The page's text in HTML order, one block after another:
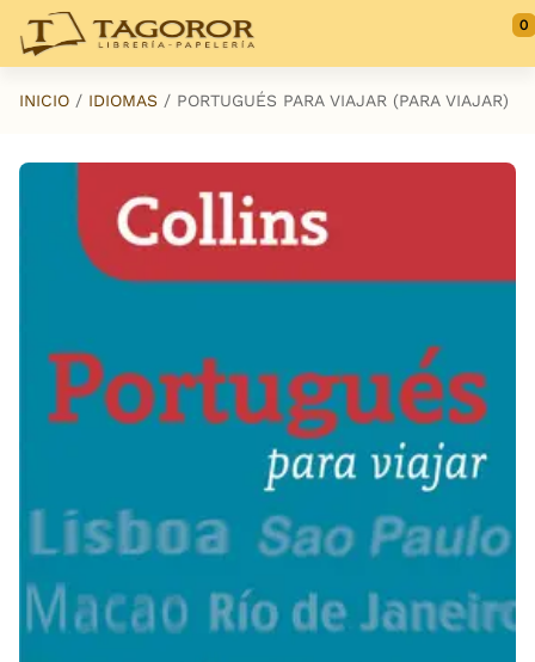
Saltar al contenido principal
0
INICIO IDIOMAS PORTUGUÉS PARA VIAJAR (PARA VIAJAR)